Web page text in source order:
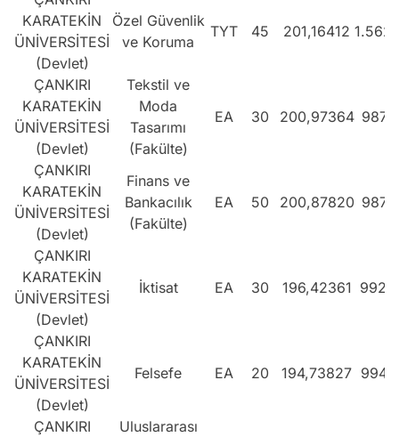
KARATEKİN
ÜNİVERSİTESİ
(Devlet)
Özel Güvenlik
ve Koruma
TYT 45 201,16412
ÇANKIRI
KARATEKİN
ÜNİVERSİTESİ
(Devlet)
Tekstil ve
Moda
Tasarımı
(Fakülte)
EA 30 200,97364
ÇANKIRI
KARATEKİN
ÜNİVERSİTESİ
(Devlet)
Finans ve
Bankacılık
(Fakülte)
EA 50 200,87820
ÇANKIRI
KARATEKİN
ÜNİVERSİTESİ
(Devlet)
İktisat EA 30 196,42361
ÇANKIRI
KARATEKİN
ÜNİVERSİTESİ
(Devlet)
Felsefe EA 20 194,73827
ÇANKIRI
Uluslararası